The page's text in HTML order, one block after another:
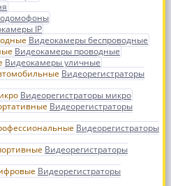
IP
Видеокамеры беспроводные
Видеокамеры проводные
Видеокамеры уличные
Видеорегистраторы
Видеорегистраторы микро
Видеорегистраторы
Видеорегистраторы
Видеорегистраторы
Видеорегистраторы